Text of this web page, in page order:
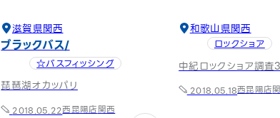
滋賀県関西
ブラックバス
☆バスフィッシング
琵琶湖オカッパリ
2018.05.22西昆陽店関西
和歌山県関西
ロックショア
中紀ロックショア調査3
2018.05.18西昆陽店